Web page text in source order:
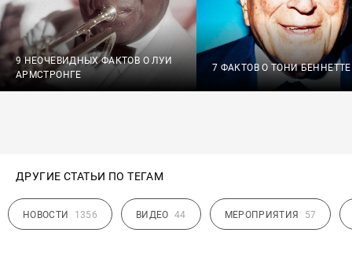
9 НЕОЧЕВИДНЫХ ФАКТОВ О ЛУИ
АРМСТРОНГЕ
7 ФАКТОВ О ТОНИ БЕННЕТТЕ
ДРУГИЕ СТАТЬИ ПО ТЕГАМ
НОВОСТИ 1356 ВИДЕО 44 МЕРОПРИЯТИЯ 57